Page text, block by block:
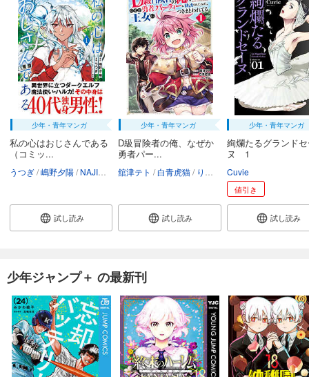
少年・青年マンガ
私の心はおじさんである
（コミッ...
うつぎ 嶋野夕陽 NAJI柳田
試し読み
少年・青年マンガ
D級冒険者の俺、なぜか
勇者パー...
舘津テト 白青虎猫 りいちゅ
試し読み
少年・青年マンガ
絢爛たるグランド
ヌ 1
Cuvie
値引き
試し読み
少年ジャンプ＋ の最新刊